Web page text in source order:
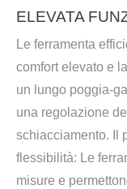
ELEVATA
Le ferramenta
comfort elevato e
un lungo poggia-
una regolazione
schiacciamento. Il
flessibilità: Le
misure e